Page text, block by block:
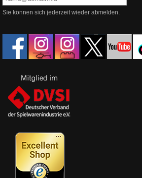
Sie können sich jederzeit wieder abmelden.